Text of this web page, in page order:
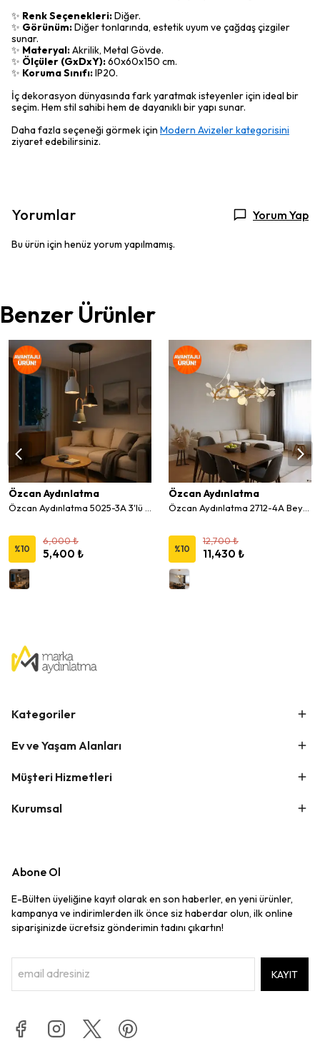
✨ Renk Seçenekleri:Diğer.
✨ Görünüm:Diğer tonlarında, estetik uyum ve çağdaş çizgiler
sunar.
✨ Materyal:Akrilik, Metal Gövde.
✨ Ölçüler (GxDxY):60x60x150 cm.
✨ Koruma Sınıfı:IP20.
İç dekorasyon dünyasında fark yaratmak isteyenler için ideal bir
seçim. Hem stil sahibi hem de dayanıklı bir yapı sunar.
Daha fazla seçeneği görmek için Modern Avizeler kategorisini
ziyaret edebilirsiniz.
Yorumlar Yorum Yap
Bu ürün için henüz yorum yapılmamış.
Benzer Ürünler
Özcan Aydınlatma
%10
6,000 ₺
5,400 ₺
Özcan Aydınlatma
%10
12,700 ₺
11,430 ₺
Kategoriler
Ev ve Yaşam Alanları
Müşteri Hizmetleri
Kurumsal
Abone Ol
E-Bülten üyeliğine kayıt olarak en son haberler, en yeni ürünler,
kampanya ve indirimlerden ilk önce siz haberdar olun, ilk online
siparişinizde ücretsiz gönderimin tadını çıkartın!
KAYIT